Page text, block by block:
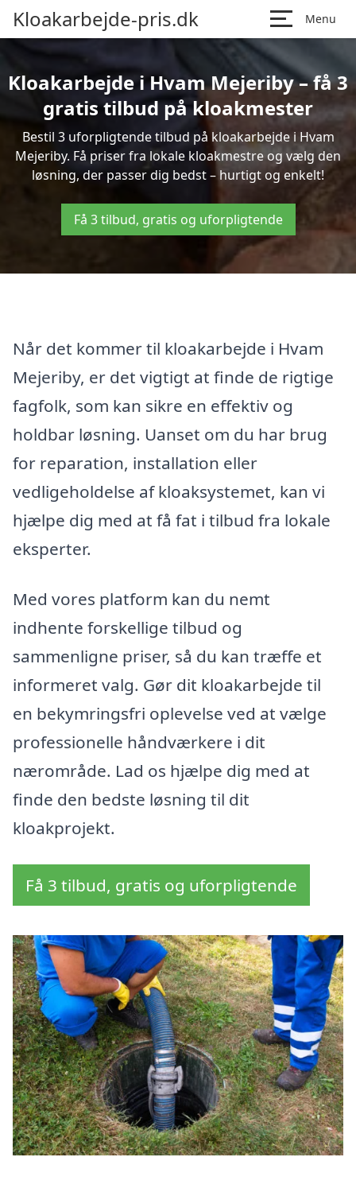
Kloakarbejde-pris.dk Menu
Kloakarbejde i Hvam Mejeriby – få 3
gratis tilbud på kloakmester
Bestil 3 uforpligtende tilbud på kloakarbejde i Hvam
Mejeriby. Få priser fra lokale kloakmestre og vælg den
løsning, der passer dig bedst – hurtigt og enkelt!
Få 3 tilbud, gratis og uforpligtende
Når det kommer til kloakarbejde i Hvam
Mejeriby, er det vigtigt at finde de rigtige
fagfolk, som kan sikre en effektiv og
holdbar løsning. Uanset om du har brug
for reparation, installation eller
vedligeholdelse af kloaksystemet, kan vi
hjælpe dig med at få fat i tilbud fra lokale
eksperter.
Med vores platform kan du nemt
indhente forskellige tilbud og
sammenligne priser, så du kan træffe et
informeret valg. Gør dit kloakarbejde til
en bekymringsfri oplevelse ved at vælge
professionelle håndværkere i dit
nærområde. Lad os hjælpe dig med at
finde den bedste løsning til dit
kloakprojekt.
Få 3 tilbud, gratis og uforpligtende